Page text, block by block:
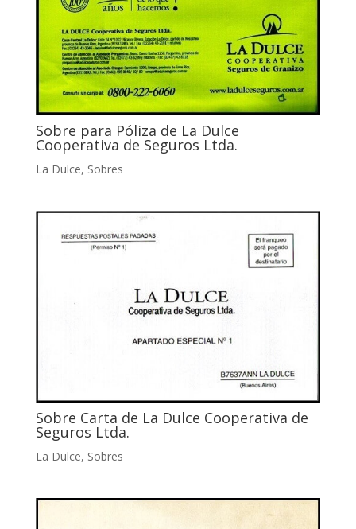
Sobre para Póliza de La Dulce
Cooperativa de Seguros Ltda.
La Dulce, Sobres
Sobre Carta de La Dulce Cooperativa de
Seguros Ltda.
La Dulce, Sobres